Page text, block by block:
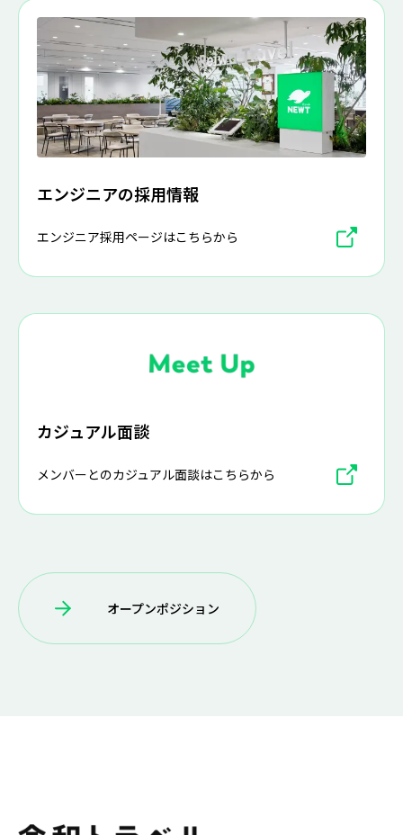
エンジニアの採用情報
エンジニア採用ページはこちらから
カジュアル面談
メンバーとのカジュアル面談はこちらから
オープンポジション